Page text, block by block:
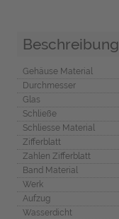
Beschreibung
Gehäuse Material
Durchmesser
Glas
Schließe
Schliesse Material
Zifferblatt
Zahlen Zifferblatt
Band Material
Werk
Aufzug
Wasserdicht